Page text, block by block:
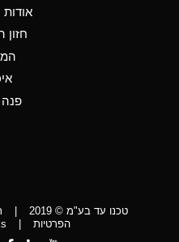
Acetate (Banana
Aniline
פנה
טכנו עד בע"מ © 2019 |
הפרטיות
|